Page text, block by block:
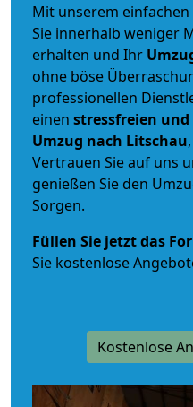
Mit unserem einfachen
Sie innerhalb weniger
erhalten und Ihr
ohne böse
professionellen
einen stressfreien
Umzug nach Litschau
Vertrauen Sie auf uns
genießen Sie den
Sorgen.
Füllen Sie jetzt das
Sie kostenlose
Kostenlose